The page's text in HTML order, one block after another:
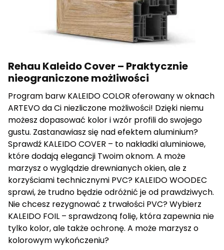
Rehau Kaleido Cover – Praktycznie
nieograniczone możliwości
Program barw KALEIDO COLOR oferowany w oknach
ARTEVO da Ci niezliczone możliwości! Dzięki niemu
możesz dopasować kolor i wzór profili do swojego
gustu. Zastanawiasz się nad efektem aluminium?
Sprawdź KALEIDO COVER – to nakładki aluminiowe,
które dodają elegancji Twoim oknom. A może
marzysz o wyglądzie drewnianych okien, ale z
korzyściami technicznymi PVC? KALEIDO WOODEC
sprawi, że trudno będzie odróżnić je od prawdziwych.
Nie chcesz rezygnować z trwałości PVC? Wybierz
KALEIDO FOIL – sprawdzoną folię, która zapewnia nie
tylko kolor, ale także ochronę. A może marzysz o
kolorowym wykończeniu?